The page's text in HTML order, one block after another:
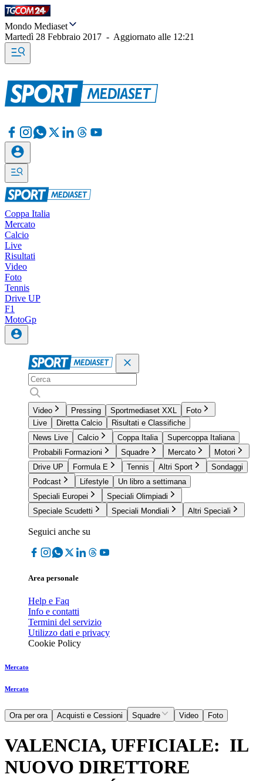
Mondo Mediaset
Martedì 28 Febbraio 2017 - Aggiornato alle 12:21
Coppa Italia
Mercato
Calcio
Live
Risultati
Video
Foto
Tennis
Drive UP
F1
MotoGp
Video Pressing Sportmediaset XXL
Foto
Live
Diretta Calcio
Risultati e Classifiche
News Live
Calcio Coppa Italia
Supercoppa Italiana
Probabili Formazioni
Squadre Mercato
Motori
Drive UP
Formula E Tennis Altri Sport
Sondaggi
Podcast
Lifestyle
Un libro a settimana
Speciali Europei
Speciali Olimpiadi
Speciale Scudetti
Speciali Mondiali Altri Speciali
Seguici anche su
Area personale
Help e Faq
Info e contatti
Termini del servizio
Utilizzo dati e privacy
Cookie Policy
Mercato
Mercato
Ora per ora Acquisti e Cessioni Squadre Video Foto
VALENCIA, UFFICIALE: IL
NUOVO DIRETTORE